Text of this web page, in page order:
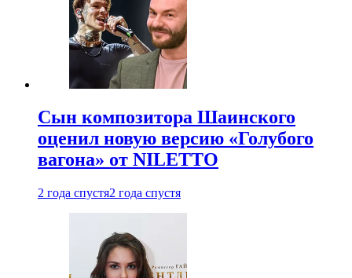
Сын композитора Шаинского
оценил новую версию «Голубого
вагона» от NILETTO
2 года спустя2 года спустя